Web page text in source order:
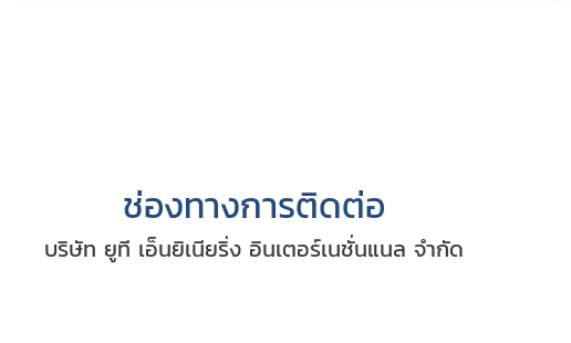
ช่องทางการติดต่อ
บริษัท ยูที เอ็นยิเนียริ่ง อินเตอร์เนชั่นแนล จำกัด